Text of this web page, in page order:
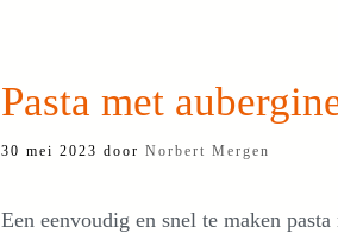
Pasta met
30 mei 2023 door Norbert Mergen
Een eenvoudig en snel te maken